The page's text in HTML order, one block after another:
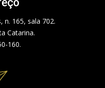
n. 165, sala 702.
Catarina.
160.